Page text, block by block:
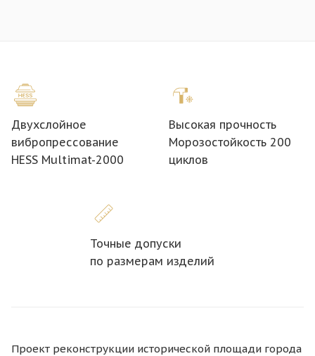
Двухслойное
вибропрессование
HESS Multimat-2000
Высокая прочность
Морозостойкость 200
циклов
Точные допуски
по размерам изделий
Проект реконструкции исторической площади города